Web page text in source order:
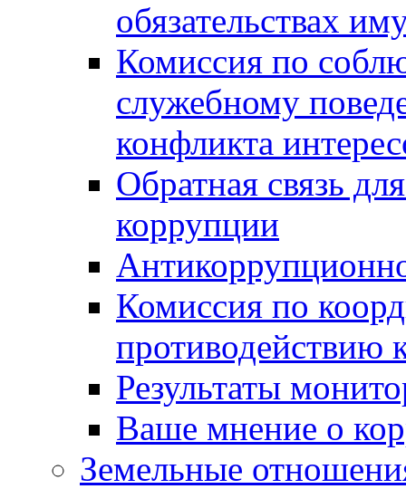
обязательствах
Комиссия по
служебному
конфликта
Обратная связь
коррупции
Комиссия по
противодействию
Результаты
Ваше мнение о
Земельные